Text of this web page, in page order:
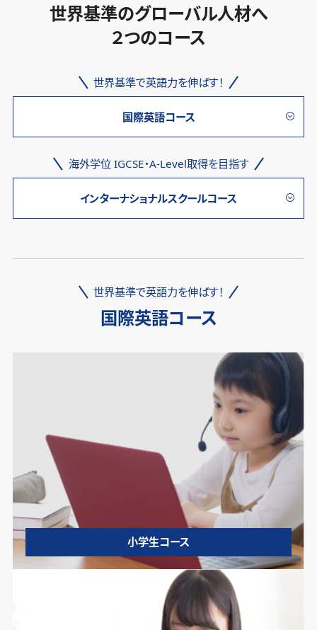
世界基準のグローバル人材へ
２つのコース
世界基準で英語力を伸ばす！
国際英語コース
海外学位 IGCSE・A-Level取得を目指す
インターナショナルスクールコース
世界基準で英語力を伸ばす！
国際英語コース
小学生コース